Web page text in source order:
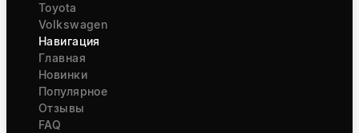
Toyota
Volkswagen
Навигация
Главная
Новинки
Популярное
Отзывы
FAQ